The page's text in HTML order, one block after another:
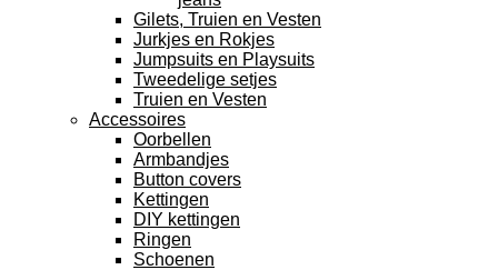
Gilets, Truien en Vesten
Jurkjes en Rokjes
Jumpsuits en Playsuits
Tweedelige setjes
Truien en Vesten
Accessoires
Oorbellen
Armbandjes
Button covers
Kettingen
DIY kettingen
Ringen
Schoenen